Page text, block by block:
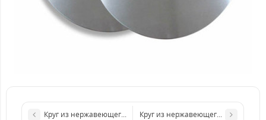
Круг из нержавеющего листа d 400 мм диаметр толщина 2 мм
Круг из нержавеющего листа d